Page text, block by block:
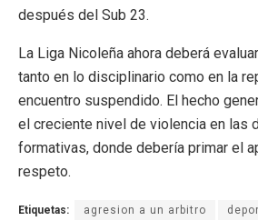
después del Sub 23.
La Liga Nicoleña ahora deberá
tanto en lo disciplinario como en la
encuentro suspendido. El hecho
el creciente nivel de violencia en las
formativas, donde debería primar el
respeto.
Etiquetas: agresion a un arbitro